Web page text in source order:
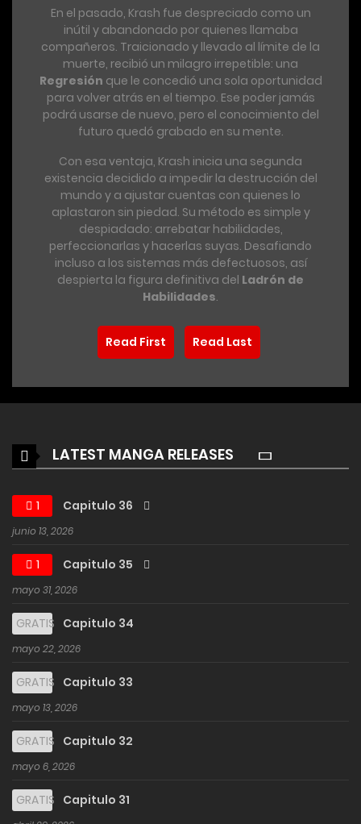
En el pasado, Krash fue despreciado como un
inútil y abandonado por quienes llamaba
compañeros. Traicionado y llevado al límite de la
muerte, recibió un milagro irrepetible: una
Regresión que le concedió una sola oportunidad
para volver atrás en el tiempo. Ese poder jamás
podrá usarse de nuevo, pero el conocimiento del
futuro quedó grabado en su mente.
Con esa ventaja, Krash inicia una segunda
existencia decidido a impedir la destrucción del
mundo y a ajustar cuentas con quienes lo
aplastaron sin piedad. Su método es simple y
despiadado: arrebatar habilidades,
perfeccionarlas y hacerlas suyas. Desafiando
incluso a los sistemas más defectuosos, así
despierta la figura definitiva del Ladrón de
Habilidades.
Read First Read Last
LATEST MANGA RELEASES
1 Capitulo 36
junio 13, 2026
1 Capitulo 35
mayo 31, 2026
GRATIS Capitulo 34
mayo 22, 2026
GRATIS Capitulo 33
mayo 13, 2026
GRATIS Capitulo 32
mayo 6, 2026
GRATIS Capitulo 31